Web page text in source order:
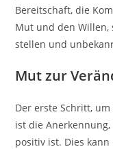
Bereitschaft, die
Mut und den Willen,
stellen und
Mut zur
Der erste Schritt,
ist die
positiv ist. Dies